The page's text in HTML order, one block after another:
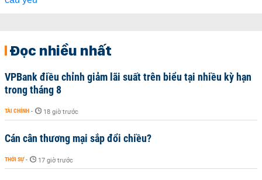
Đọc nhiều nhất
VPBank điều chỉnh giảm lãi suất trên biểu tại nhiều kỳ hạn
trong tháng 8
TÀI CHÍNH - 18 giờ trước
Cán cân thương mại sắp đổi chiều?
THỜI SỰ - 17 giờ trước